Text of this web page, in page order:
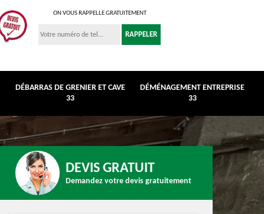
ON VOUS RAPPELLE GRATUITEMENT
DÉBARRAS DE GRENIER ET CAVE
33
DÉMÉNAGEMENT ENTREPRISE
33
DEVIS GRATUIT
Demandez votre devis gratuitement